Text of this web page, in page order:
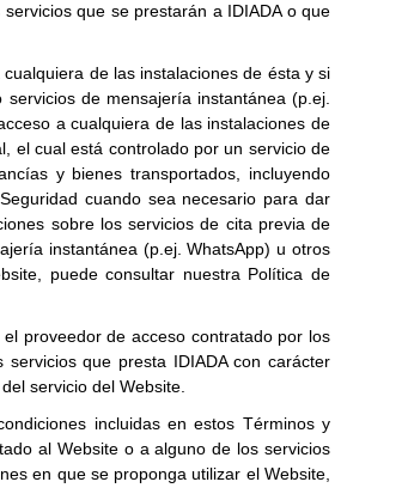
que se prestarán a IDIADA o que
de las instalaciones de ésta y si
de mensajería instantánea (p.ej.
a cualquiera de las instalaciones de
el cual está controlado por un servicio de
y bienes transportados, incluyendo
cuando sea necesario para dar
sobre los servicios de cita previa de
instantánea (p.ej. WhatsApp) u otros
puede consultar nuestra Política de
proveedor de acceso contratado por los
que presta IDIADA con carácter
servicio del Website.
incluidas en estos Términos y
al Website o a alguno de los servicios
en que se proponga utilizar el Website,